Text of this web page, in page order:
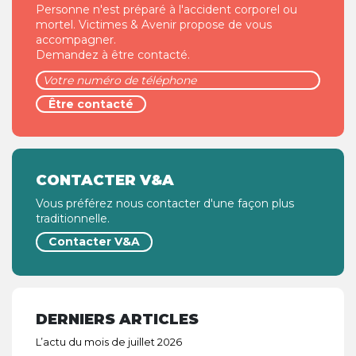
Personne n'est préparé à l'accident corporel ou
mortel. Victimes & Avenir propose de vous
accompagner.
Demandez à être contacté.
CONTACTER V&A
Vous préférez nous contacter d'une façon plus
traditionnelle.
Contacter V&A
DERNIERS ARTICLES
L’actu du mois de juillet 2026